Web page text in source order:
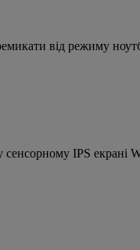
від режиму
сенсорному IPS